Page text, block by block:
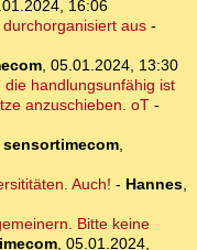
16:06
aus-
, 05.01.2024, 13:30
handlungsunfähig ist
anzuschieben. oT -
sensortimecom,
Auch! - Hannes,
Bitte keine
, 05.01.2024,